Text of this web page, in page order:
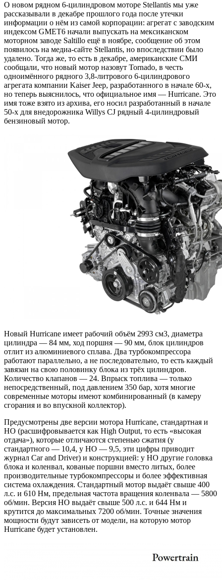
О новом рядном 6-цилиндровом моторе Stellantis мы уже
рассказывали в декабре прошлого года после утечки
информации о нём из самой корпорации: агрегат с заводским
индексом GMET6 начали выпускать на мексиканском
моторном заводе Saltillo ещё в ноябре, сообщение об этом
появилось на медиа-сайте Stellantis, но впоследствии было
удалено. Тогда же, то есть в декабре, американские СМИ
сообщали, что новый мотор назовут Tornado, в честь
одноимённого рядного 3,8-литрового 6-цилиндрового
агрегата компании Kaiser Jeep, разработанного в начале 60-х,
но теперь выяснилось, что официальное имя — Hurricane. Это
имя тоже взято из архива, его носил разработанный в начале
50-х для внедорожника Willys CJ рядный 4-цилиндровый
бензиновый мотор.
Новый Hurricane имеет рабочий объём 2993 см3, диаметра
цилиндра — 84 мм, ход поршня — 90 мм, блок цилиндров
отлит из алюминиевого сплава. Два турбокомпрессора
работают параллельно, а не последовательно, то есть каждый
завязан на свою половинку блока из трёх цилиндров.
Количество клапанов — 24. Впрыск топлива — только
непосредственный, под давлением 350 бар, хотя многие
современные моторы имеют комбинированный (в камеру
сгорания и во впускной коллектор).
Предусмотрены две версии мотора Hurricane, стандартная и
HO (расшифровывается как High Output, то есть «высокая
отдача»), которые отличаются степенью сжатия (у
стандартного — 10,4, у HO — 9,5, эти цифры приводит
журнал Car and Driver) и конструкцией: у HO другие головка
блока и коленвал, кованые поршни вместо литых, более
производительные турбокомпрессоры и более эффективная
система охлаждения. Стандартный мотор выдаёт свыше 400
л.с. и 610 Нм, предельная частота вращения коленвала — 5800
об/мин. Версия НО выдаёт свыше 500 л.с. и 644 Нм и
крутится до максимальных 7200 об/мин. Точные значения
мощности будут зависеть от модели, на которую мотор
Hurricane будет установлен.